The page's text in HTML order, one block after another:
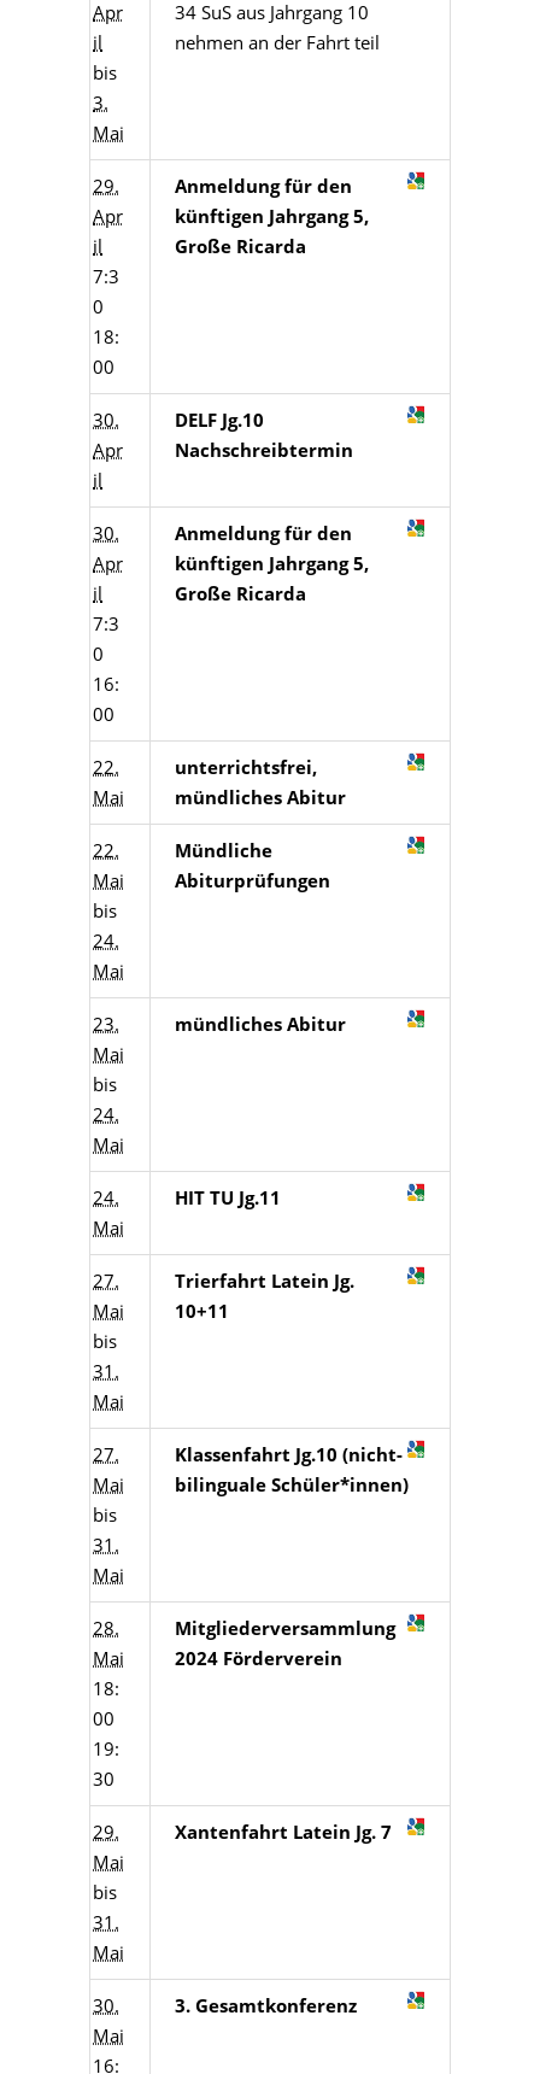
Apr
il
bis
3.
Mai
34 SuS aus Jahrgang 10
nehmen an der Fahrt teil
29.
Apr
il
7:3
0
18:
00
Anmeldung für den
künftigen Jahrgang 5,
Große Ricarda
30.
Apr
il
DELF Jg.10
Nachschreibtermin
30.
Apr
il
7:3
0
16:
00
Anmeldung für den
künftigen Jahrgang 5,
Große Ricarda
22.
Mai
unterrichtsfrei,
mündliches Abitur
22.
Mai
bis
24.
Mai
Mündliche
Abiturprüfungen
23.
Mai
bis
24.
Mai
mündliches Abitur
24.
Mai
HIT TU Jg.11
27.
Mai
bis
31.
Mai
Trierfahrt Latein Jg.
10+11
27.
Mai
bis
31.
Mai
Klassenfahrt Jg.10 (nicht-
bilinguale Schüler*innen)
28.
Mai
18:
00
19:
30
Mitgliederversammlung
2024 Förderverein
29.
Mai
bis
31.
Mai
Xantenfahrt Latein Jg. 7
30.
Mai
16:
3. Gesamtkonferenz